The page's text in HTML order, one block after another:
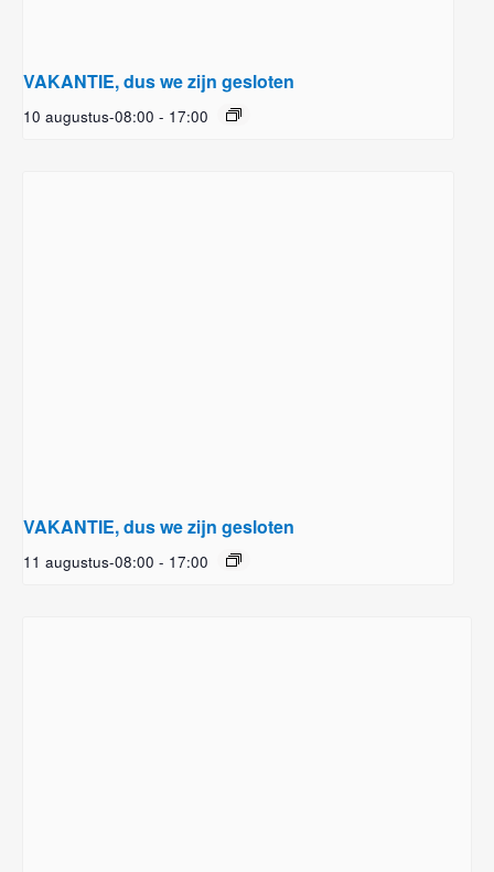
VAKANTIE, dus we zijn gesloten
10 augustus-08:00 - 17:00
VAKANTIE, dus we zijn gesloten
11 augustus-08:00 - 17:00